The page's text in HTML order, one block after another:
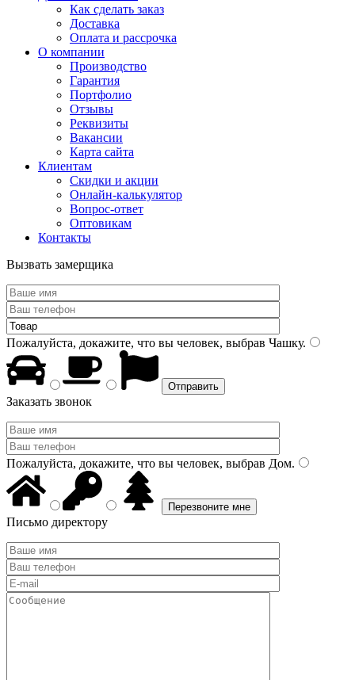
Как сделать заказ
Доставка
Оплата и рассрочка
О компании
Производство
Гарантия
Портфолио
Отзывы
Реквизиты
Вакансии
Карта сайта
Клиентам
Скидки и акции
Онлайн-калькулятор
Вопрос-ответ
Оптовикам
Контакты
Вызвать замерщика
Пожалуйста, докажите, что вы человек, выбрав Чашку.
Заказать звонок
Пожалуйста, докажите, что вы человек, выбрав Дом.
Письмо директору